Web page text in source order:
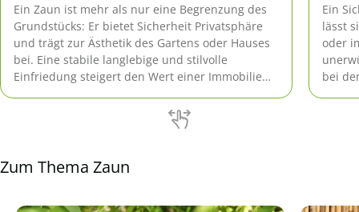
Ein Zaun ist mehr als nur eine Begrenzung des
Grundstücks: Er bietet Sicherheit Privatsphäre
und trägt zur Ästhetik des Gartens oder Hauses
bei. Eine stabile langlebige und stilvolle
Einfriedung steigert den Wert einer Immobilie
Ein
lässt
oder
bei
Zum Thema Zaun